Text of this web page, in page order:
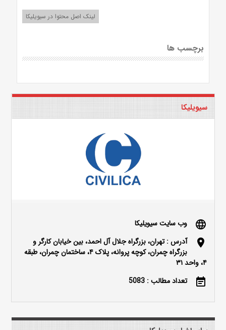
لینک اصل محتوا در سیویلیکا
برچسب ها
سیویلیکا
language وب سایت سیویلیکا
location_on
آدرس : تهران، بزرگراه جلال آل احمد، بین خیابان کارگر و
بزرگراه چمران، کوچه پروانه، پلاک ۴، ساختمان چمران، طبقه
۴، واحد ۳۱
event_note تعداد مطالب : 5083